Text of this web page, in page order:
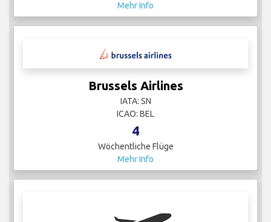
Mehr Info
Brussels Airlines
IATA: SN
ICAO: BEL
4
Wöchentliche Flüge
Mehr Info